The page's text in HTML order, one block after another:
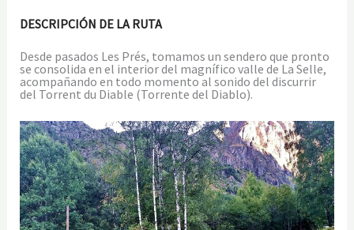
DESCRIPCIÓN DE LA RUTA
Desde pasados Les Prés, tomamos un sendero que pronto
se consolida en el interior del magnífico valle de La Selle,
acompañando en todo momento al sonido del discurrir
del Torrent du Diable (Torrente del Diablo).